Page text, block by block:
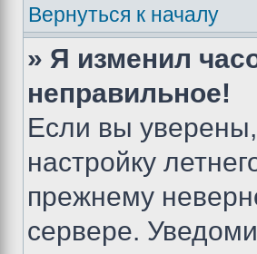
Вернуться к началу
» Я изменил
неправильное!
Если вы
настройку
прежнему
сервере.